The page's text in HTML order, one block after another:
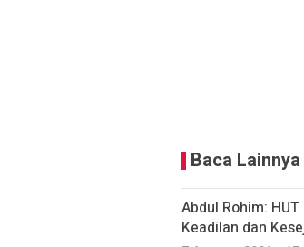
Baca Lainnya
Abdul Rohim:
Keadilan dan